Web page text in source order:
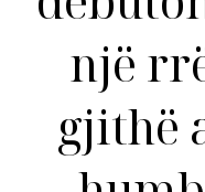
një
gjithë